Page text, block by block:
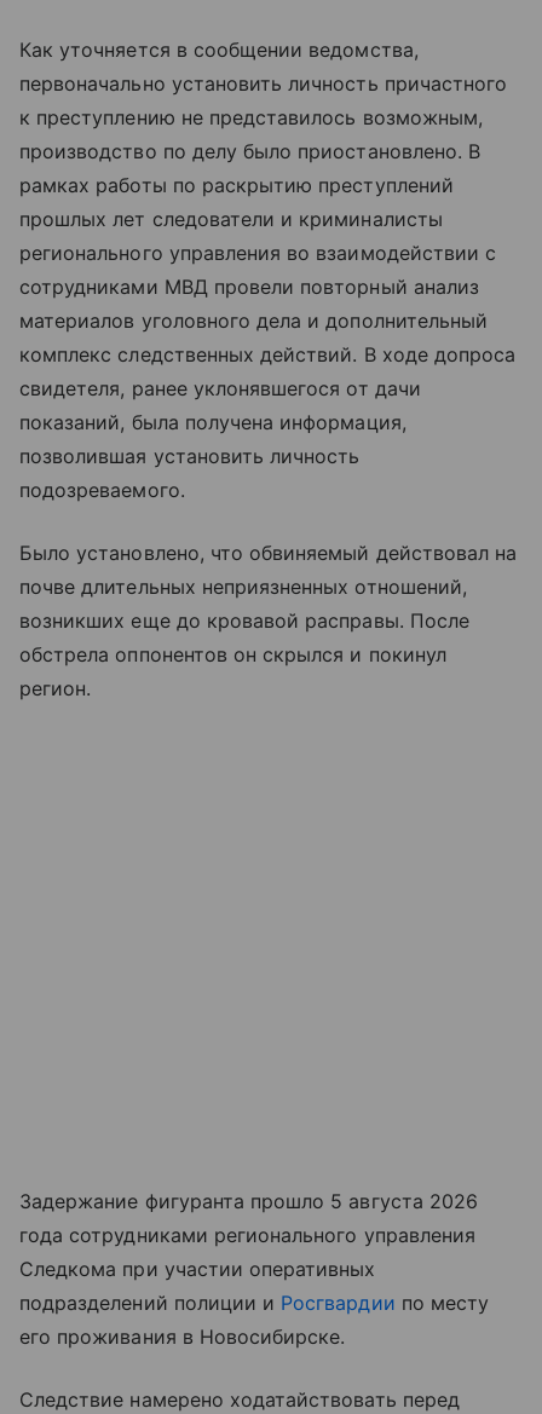
Как уточняется в сообщении ведомства,
первоначально установить личность причастного
к преступлению не представилось возможным,
производство по делу было приостановлено. В
рамках работы по раскрытию преступлений
прошлых лет следователи и криминалисты
регионального управления во взаимодействии с
сотрудниками МВД провели повторный анализ
материалов уголовного дела и дополнительный
комплекс следственных действий. В ходе допроса
свидетеля, ранее уклонявшегося от дачи
показаний, была получена информация,
позволившая установить личность
подозреваемого.
Было установлено, что обвиняемый действовал на
почве длительных неприязненных отношений,
возникших еще до кровавой расправы. После
обстрела оппонентов он скрылся и покинул
регион.
Задержание фигуранта прошло 5 августа 2026
года сотрудниками регионального управления
Следкома при участии оперативных
подразделений полиции и Росгвардии по месту
его проживания в Новосибирске.
Следствие намерено ходатайствовать перед